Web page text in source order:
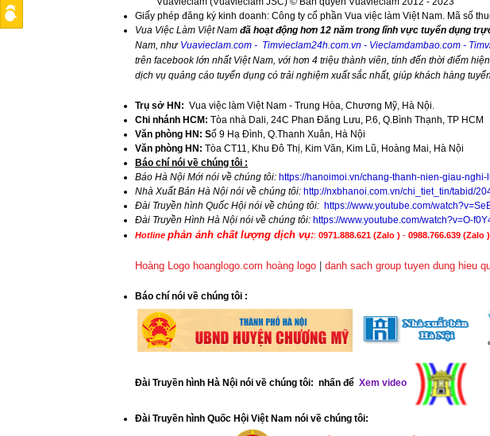
Giấy phép đăng ký kinh doanh: Công ty cổ phần Vua việc làm Việt Nam. Mã số
Vua Việc Làm Việt Nam đã hoạt động hơn 12 năm trong lĩnh vực tuyển dụng
Nam, như Vuavieclam.com - Timvieclam24h.com.vn - Vieclamdambao.com -
trên facebook lớn nhất Việt Nam, với hơn 4 triệu thành viên, tính đến thời điểm
dịch vụ quảng cáo tuyển dụng có trải nghiệm xuất sắc nhất, giúp khách hàng
Trụ sở HN: Vua việc làm Việt Nam - Trung Hòa, Chương Mỹ, Hà Nội.
Chi nhánh HCM: Tòa nhà Dali, 24C Phan Đăng Lưu, P.6, Q.Bình Thạnh, TP HCM
Văn phòng HN: Số 9 Hạ Đình, Q.Thanh Xuân, Hà Nội
Văn phòng HN: Tòa CT11, Khu Đô Thị, Kim Văn, Kim Lũ, Hoàng Mai, Hà Nội
​Báo chí nói về chúng tôi :
Báo Hà Nội Mới nói về chúng tôi: https://hanoimoi.vn/chang-thanh-nien-giau-nghi-
Nhà Xuất Bản Hà Nội nói về chúng tôi: http://nxbhanoi.com.vn/chi_tiet_tin/tabid/
Đài Truyền hình Quốc Hội nói về chúng tôi: https://www.youtube.com/
Đài Truyền Hình Hà Nội nói về chúng tôi: https://www.youtube.com/watch?v=O-
Hotline phản ánh chất lượng dịch vụ:: 0971.888.621 (Zalo ) - 0988.766.639 (Zalo )
Hoàng Logo hoanglogo.com hoàng logo danh sach group tuyen dung hieu
​Báo chí nói về chúng tôi :
Đài Truyền hình Hà Nội nói về chúng tôi: nhấn để Xem video
Đài Truyền hình Quốc Hội Việt Nam nói về chúng tôi: